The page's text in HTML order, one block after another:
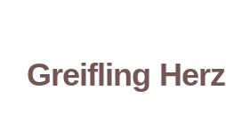
Greifling Herz